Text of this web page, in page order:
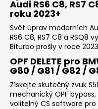
Audi RS6 C8, RS7
roku 2023+
Svět úprav moderních
RS6 C8, RS7 C8 a RSQ8
Biturbo prošly v roce
OPF DELETE pro
G80 / G81 / G82 /
Získejte skutečný zvuk
mechanický OPF
volitelný CS software